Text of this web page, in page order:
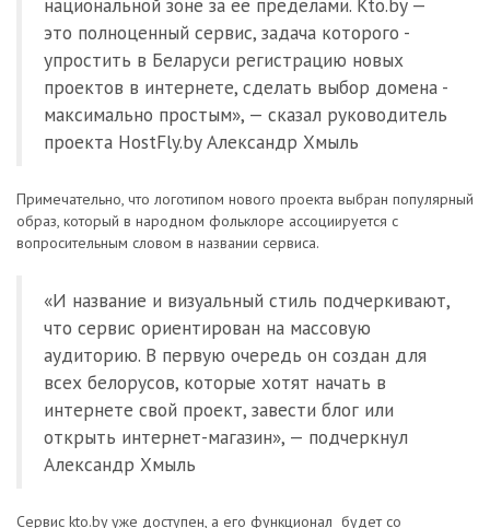
это полноценный сервис, задача которого -
упростить в Беларуси регистрацию новых
проектов в интернете, сделать выбор домена -
максимально простым», — сказал руководитель
проекта HostFly.by Александр Хмыль
Примечательно, что логотипом нового проекта выбран популярный
образ, который в народном фольклоре ассоциируется с
вопросительным словом в названии сервиса.
«И название и визуальный стиль подчеркивают,
что сервис ориентирован на массовую
аудиторию. В первую очередь он создан для
всех белорусов, которые хотят начать в
интернете свой проект, завести блог или
открыть интернет-магазин», — подчеркнул
Александр Хмыль
Сервис kto.by уже доступен, а его функционал будет со